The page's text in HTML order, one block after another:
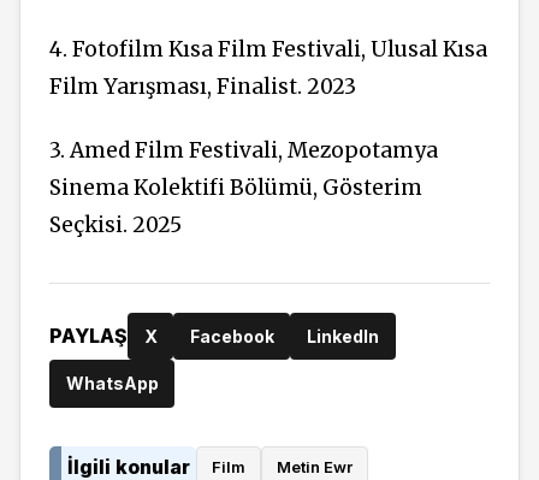
4. Fotofilm Kısa Film Festivali, Ulusal Kısa
Film Yarışması, Finalist. 2023
3. Amed Film Festivali, Mezopotamya
Sinema Kolektifi Bölümü, Gösterim
Seçkisi. 2025
PAYLAŞ X Facebook LinkedIn
WhatsApp
İlgili konular Film Metin Ewr